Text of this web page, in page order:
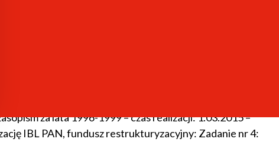
Bibliografii Literackiej"
2020-2022, charakter udziału: wykonawca, analiza,
Rosiński (do 09.2021: dr Tomasz Umerle).
NPRH3/H11/82/2014, czas realizacji: 2015-2018,
prac zespołów koncepcyjnych i badawczych, wyniki:
za lata 1996-1999 – czas realizacji: 1.03.2015 –
IBL PAN, fundusz restrukturyzacyjny: Zadanie nr 4: